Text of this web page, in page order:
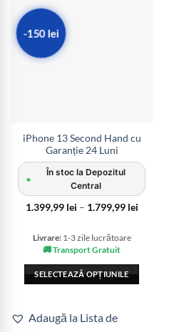
-150 lei
iPhone 13 Second Hand cu
Garanție 24 Luni
•
În stoc la Depozitul
Central
1.399,99 lei – 1.799,99 leiInterval
1.799,99 lei
Livrare:1-3 zile lucrătoare
🚚 Transport Gratuit
SELECTEAZĂ OPȚIUNILE
are
Adaugă la Lista de